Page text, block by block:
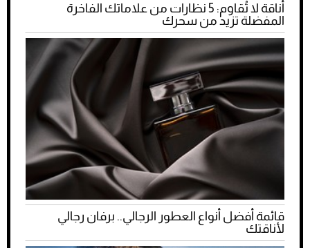
أناقة لا تُقاوم: 5 نظارات من علاماتك الفاخرة
المفضلة تزيد من سحرك
قائمة أفضل أنواع العطور الرجالي.. برفان رجالي
لأناقتك